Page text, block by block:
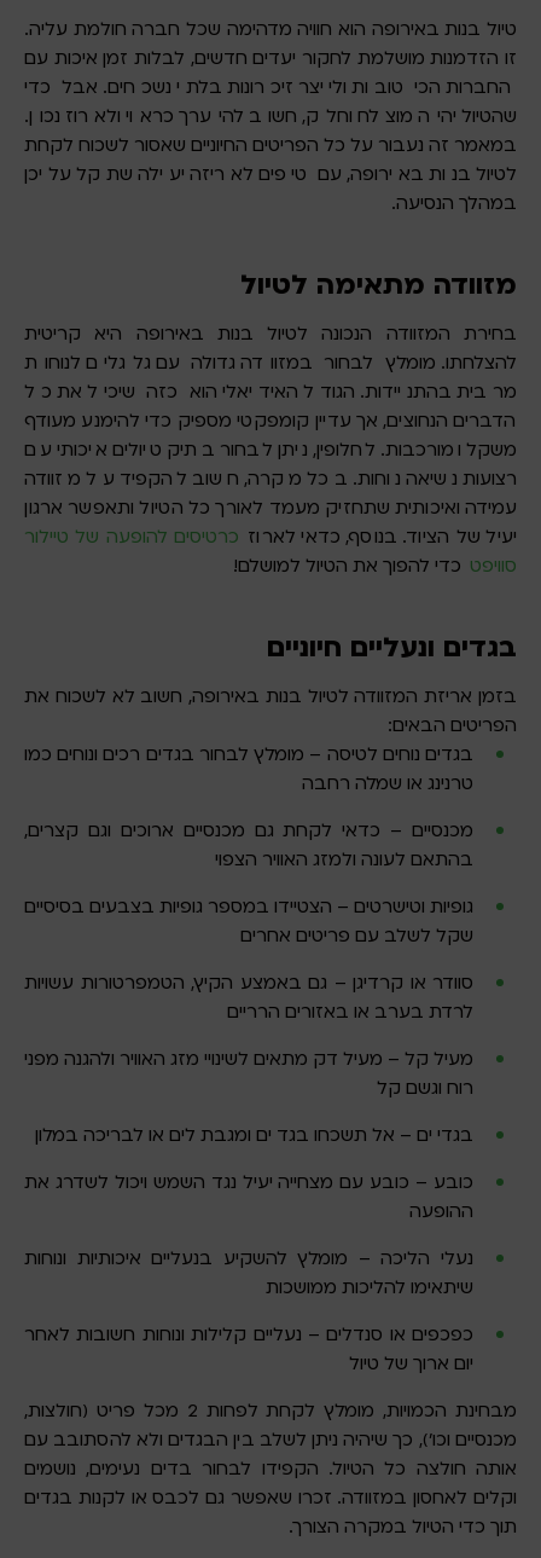
טיול בנות באירופה הוא חוויה מדהימה שכל חברה חולמת עליה.
זו הזדמנות מושלמת לחקור יעדים חדשים, לבלות זמן איכות עם
החברות הכי טובות ולייצר זיכרונות בלתי נשכחים. אבל כדי
שהטיול יהיה מוצלח וחלק, חשוב להיערך כראוי ולארוז נכון.
במאמר זה נעבור על כל הפריטים החיוניים שאסור לשכוח לקחת
לטיול בנות באירופה, עם טיפים לאריזה יעילה שתקל עליכן
במהלך הנסיעה.
מזוודה מתאימה לטיול
בחירת המזוודה הנכונה לטיול בנות באירופה היא קריטית
להצלחתו. מומלץ לבחור במזוודה גדולה עם גלגלים לנוחות
מרבית בהתניידות. הגודל האידיאלי הוא כזה שיכיל את כל
הדברים הנחוצים, אך עדיין קומפקטי מספיק כדי להימנע מעודף
משקל ומורכבות. לחלופין, ניתן לבחור בתיק טיולים איכותי עם
רצועות נשיאה נוחות. בכל מקרה, חשוב להקפיד על מזוודה
עמידה ואיכותית שתחזיק מעמד לאורך כל הטיול ותאפשר ארגון
יעיל של הציוד. בנוסף, כדאי לארוז כרטיסים להופעה של טיילור
סוויפט כדי להפוך את הטיול למושלם!
בגדים ונעליים חיוניים
בזמן אריזת המזוודה לטיול בנות באירופה, חשוב לא לשכוח את
הפריטים הבאים:
בגדים נוחים לטיסה – מומלץ לבחור בגדים רכים ונוחים כמו
טרנינג או שמלה רחבה
מכנסיים – כדאי לקחת גם מכנסיים ארוכים וגם קצרים,
בהתאם לעונה ולמזג האוויר הצפוי
גופיות וטישרטים – הצטיידו במספר גופיות בצבעים בסיסיים
שקל לשלב עם פריטים אחרים
סוודר או קרדיגן – גם באמצע הקיץ, הטמפרטורות עשויות
לרדת בערב או באזורים הרריים
מעיל קל – מעיל דק מתאים לשינויי מזג האוויר ולהגנה מפני
רוח וגשם קל
בגדי ים – אל תשכחו בגד ים ומגבת לים או לבריכה במלון
כובע – כובע עם מצחייה יעיל נגד השמש ויכול לשדרג את
ההופעה
נעלי הליכה – מומלץ להשקיע בנעליים איכותיות ונוחות
שיתאימו להליכות ממושכות
כפכפים או סנדלים – נעליים קלילות ונוחות חשובות לאחר
יום ארוך של טיול
מבחינת הכמויות, מומלץ לקחת לפחות 2 מכל פריט (חולצות,
מכנסיים וכו’), כך שיהיה ניתן לשלב בין הבגדים ולא להסתובב עם
אותה חולצה כל הטיול. הקפידו לבחור בדים נעימים, נושמים
וקלים לאחסון במזוודה. זכרו שאפשר גם לכבס או לקנות בגדים
תוך כדי הטיול במקרה הצורך.